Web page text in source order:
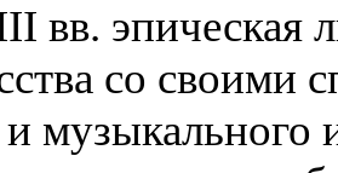
вв. эпическая
со своими
и